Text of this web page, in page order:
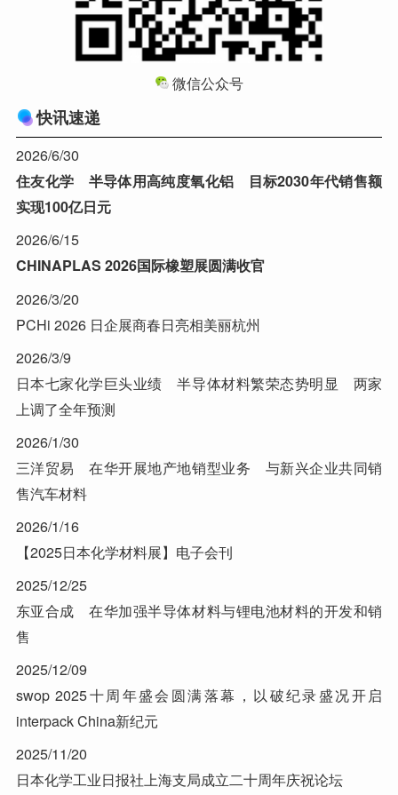
微信公众号
快讯速递
2026/6/30
住友化学 半导体用高纯度氧化铝 目标2030年代销售额
实现100亿日元
2026/6/15
CHINAPLAS 2026国际橡塑展圆满收官
2026/3/20
PCHi 2026 日企展商春日亮相美丽杭州
2026/3/9
日本七家化学巨头业绩 半导体材料繁荣态势明显 两家
上调了全年预测
2026/1/30
三洋贸易 在华开展地产地销型业务 与新兴企业共同销
售汽车材料
2026/1/16
【2025日本化学材料展】电子会刊
2025/12/25
东亚合成 在华加强半导体材料与锂电池材料的开发和销
售
2025/12/09
swop 2025十周年盛会圆满落幕，以破纪录盛况开启
interpack China新纪元
2025/11/20
日本化学工业日报社上海支局成立二十周年庆祝论坛